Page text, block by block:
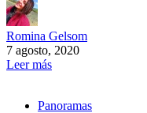
Romina Gelsom
7 agosto, 2020
Leer más
Panoramas